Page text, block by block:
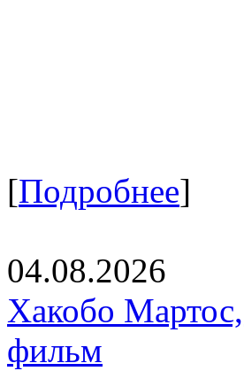
[Подробнее]
04.08.2026
Хакобо
фильм